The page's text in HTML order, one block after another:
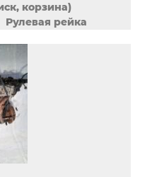
корзина)
Рулевая рейка
(ЭБУ)
передач)